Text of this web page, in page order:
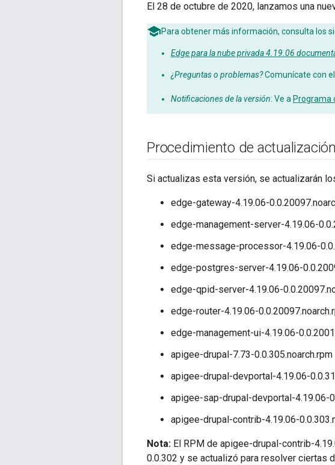
El 28 de octubre de 2020, lanzamos una
Para obtener más información, consulta los
Edge para la nube privada 4.19.06
¿Preguntas o problemas?Comunícate con el
Notificaciones de la versión: Ve a Programa
Procedimiento de actualización
Si actualizas esta versión, se actualizarán
edge-gateway-4.19.06-
edge-management-server-4.19.06-
edge-message-processor-4.19.06-
edge-postgres-server-4.19.06-
edge-qpid-server-4.19.06-
edge-router-4.19.06-
edge-management-ui-4.19.06-
apigee-drupal-7.73-0.0.305.noarch.rpm
apigee-drupal-devportal-4.19.06-
apigee-sap-drupal-devportal-4.19.06-
apigee-drupal-contrib-4.19.06-
Nota: El RPM de apigee-drupal-contrib-
0.0.302 y se actualizó para resolver ciertas